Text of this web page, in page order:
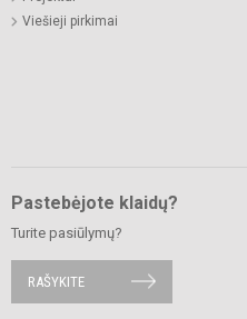
Viešieji pirkimai
Pastebėjote klaidų?
Turite pasiūlymų?
RAŠYKITE